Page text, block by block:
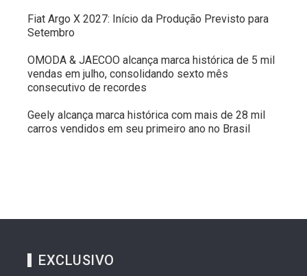
Fiat Argo X 2027: Início da Produção Previsto para
Setembro
OMODA & JAECOO alcança marca histórica de 5 mil
vendas em julho, consolidando sexto mês
consecutivo de recordes
Geely alcança marca histórica com mais de 28 mil
carros vendidos em seu primeiro ano no Brasil
EXCLUSIVO